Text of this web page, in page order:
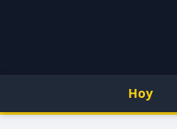
Hoy